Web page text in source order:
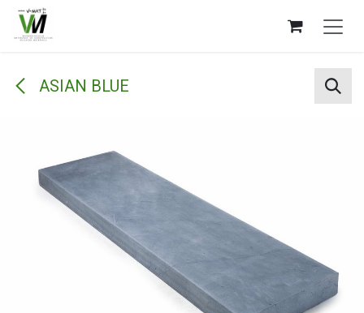
Overslaan naar inhoud
ASIAN BLUE